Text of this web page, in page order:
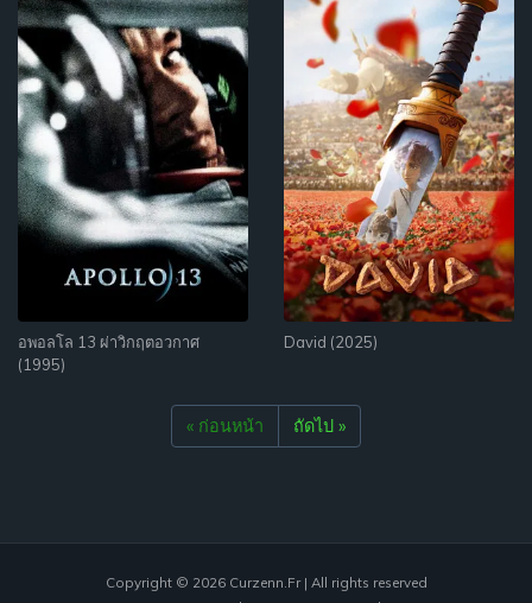
อพอลโล 13 ผ่าวิกฤตอวกาศ
(1995)
David (2025)
« ก่อนหน้า ถัดไป »
Copyright © 2026 Curzenn.fr| All rights reserved